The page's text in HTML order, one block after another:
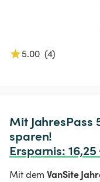
5.00 (4)
Mit JahresPass
Ersparnis:
Mit demVanSite